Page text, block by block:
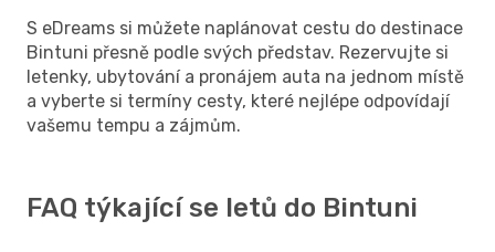
S eDreams si můžete naplánovat cestu do destinace
Bintuni přesně podle svých představ. Rezervujte si
letenky, ubytování a pronájem auta na jednom místě
a vyberte si termíny cesty, které nejlépe odpovídají
vašemu tempu a zájmům.
FAQ týkající se letů do Bintuni